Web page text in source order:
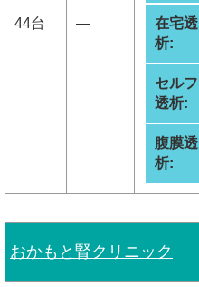
44台 ―
在宅透
析:
セルフ
透析:
腹膜透
析:
おかもと腎クリニック